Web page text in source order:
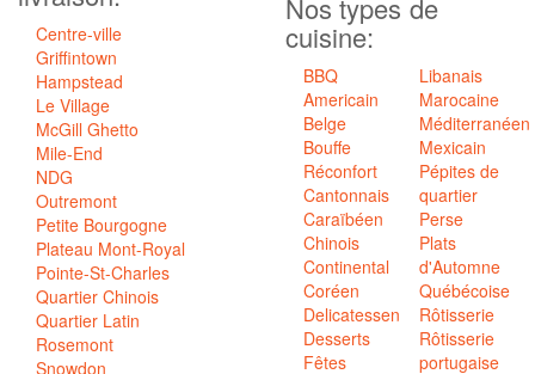
Centre-ville
Griffintown
Hampstead
Le Village
McGill Ghetto
Mile-End
NDG
Outremont
Petite Bourgogne
Plateau Mont-Royal
Pointe-St-Charles
Quartier Chinois
Quartier Latin
Rosemont
Snowdon
cuisine:
BBQ
Americain
Belge
Bouffe
Réconfort
Cantonnais
Caraïbéen
Chinois
Continental
Coréen
Delicatessen
Desserts
Fêtes
Libanais
Marocaine
Méditerranéen
Mexicain
Pépites de
quartier
Perse
Plats
d'Automne
Québécoise
Rôtisserie
Rôtisserie
portugaise